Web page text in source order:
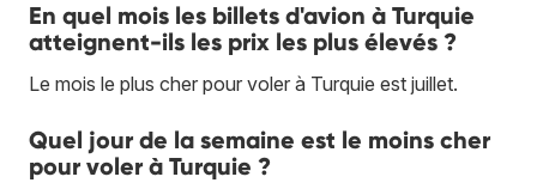
En quel mois les billets d'avion à Turquie
atteignent-ils les prix les plus élevés ?
Le mois le plus cher pour voler à Turquie est juillet.
Quel jour de la semaine est le moins cher
pour voler à Turquie ?